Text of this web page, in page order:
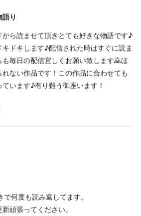
り
ら読ませて頂きとても好きな物語です♪
ドキします♪配信された時はすぐに読ま
毎日の配信宜しくお願い致します🙇ほ
ない作品です！この作品に合わせても
います♪有り難う御座います！
何度も読み返してます。
頑張ってください。